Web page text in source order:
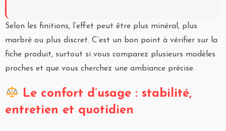
Selon les finitions, l’effet peut être plus minéral, plus
marbré ou plus discret. C’est un bon point à vérifier sur la
fiche produit, surtout si vous comparez plusieurs modèles
proches et que vous cherchez une ambiance précise.
Le confort d’usage : stabilité,
entretien et quotidien